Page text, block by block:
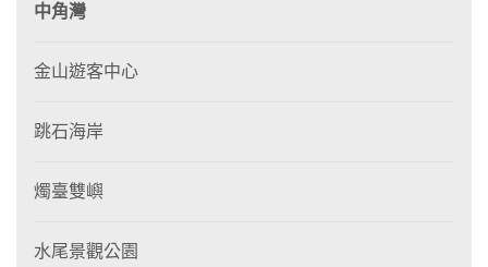
中角灣
金山遊客中心
跳石海岸
燭臺雙嶼
水尾景觀公園